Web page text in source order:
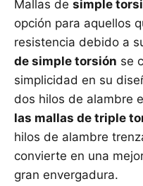
Mallas de simple
opción para aquellos
resistencia debido a
de simple torsión se
simplicidad en su
dos hilos de alambre
las mallas de triple
hilos de alambre
convierte en una
gran envergadura.